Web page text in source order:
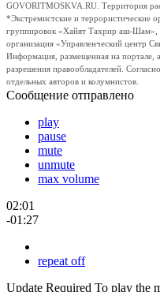
GOVORITMOSKVA.RU. Территория
*Экстремистские и
группировок «Хайят Тахрир аш-Шам»,
организация «Управленческий центр
Информация, размещенная на портале,
разрешения правообладателей.
отдельных авторов и колумнистов.
Сообщение отправлено
play
pause
mute
unmute
max volume
02:01
-01:27
repeat off
Update Required To play the